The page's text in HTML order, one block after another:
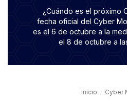
¿Cuándo es el próximo
fecha oficial del Cyber
es el 6 de octubre a la
el 8 de octubre a
Inicio Cyber